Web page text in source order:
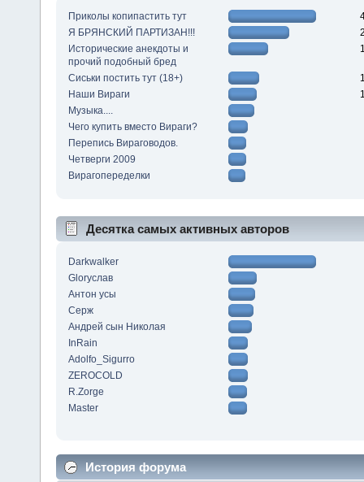
Приколы копипастить тут
Я БРЯНСКИЙ ПАРТИЗАН!!!
Исторические анекдоты и
прочий подобный бред
Сиськи постить тут (18+)
Наши Вираги
Музыка....
Чего купить вместо Вираги?
Перепись Вираговодов.
Четверги 2009
Вирагопеределки
Десятка самых активных авторов
Darkwalker
Gloryслав
Антон усы
Серж
Андрей сын Николая
InRain
Adolfo_Sigurro
ZEROCOLD
R.Zorge
Master
История форума